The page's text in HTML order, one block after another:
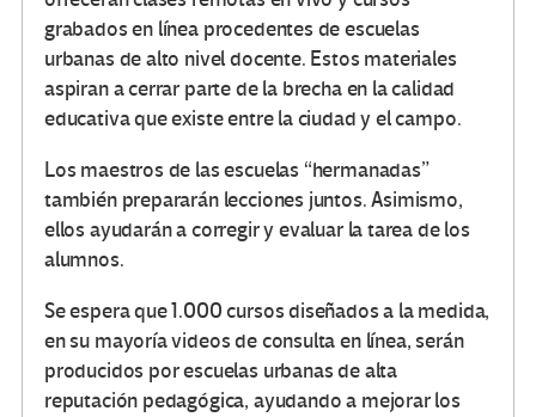
grabados en línea procedentes de escuelas
urbanas de alto nivel docente. Estos materiales
aspiran a cerrar parte de la brecha en la calidad
educativa que existe entre la ciudad y el campo.
Los maestros de las escuelas “hermanadas”
también prepararán lecciones juntos. Asimismo,
ellos ayudarán a corregir y evaluar la tarea de los
alumnos.
Se espera que 1.000 cursos diseñados a la medida,
en su mayoría videos de consulta en línea, serán
producidos por escuelas urbanas de alta
reputación pedagógica, ayudando a mejorar los